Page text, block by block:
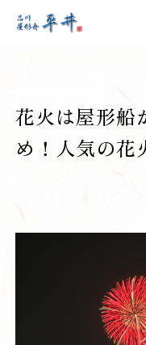
花火は屋形船
め！人気の花